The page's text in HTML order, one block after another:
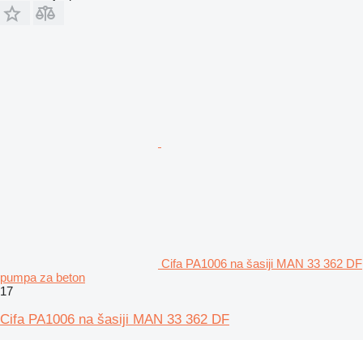
Cifa PA1006 na šasiji MAN 33 362 DF
pumpa za beton
17
Cifa PA1006 na šasiji MAN 33 362 DF